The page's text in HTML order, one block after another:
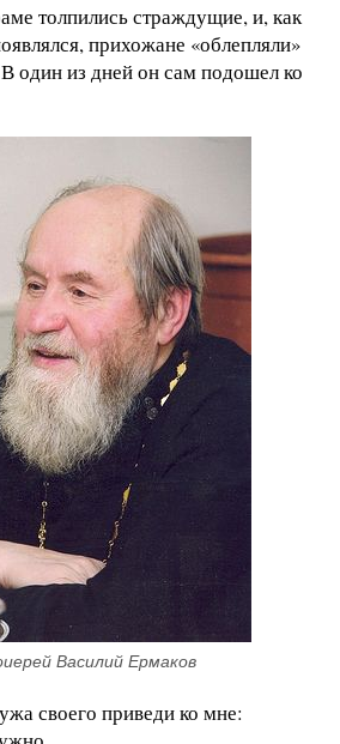
толпились страждущие, и, как
прихожане «облепляли»
один из дней он сам подошел ко
Василий Ермаков
своего приведи ко мне: